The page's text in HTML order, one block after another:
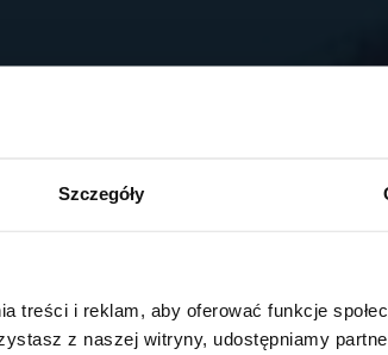
Szczegóły
treści i reklam, aby oferować funkcje
z naszej witryny, udostępniamy